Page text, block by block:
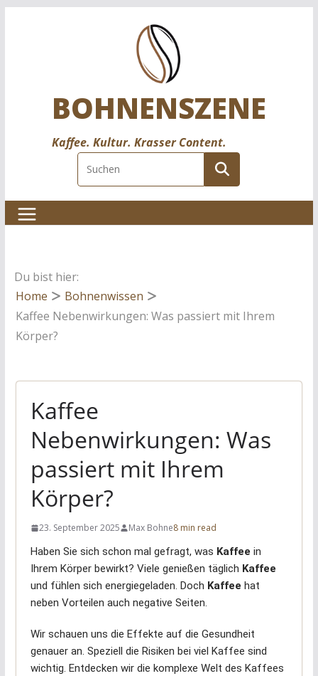
BOHNENSZENE
Kaffee. Kultur. Krasser Content.
Du bist hier:
Home
Bohnenwissen
Kaffee Nebenwirkungen: Was passiert mit Ihrem
Körper?
Kaffee
Nebenwirkungen: Was
passiert mit Ihrem
Körper?
23. September 2025 Max Bohne8 min read
Haben Sie sich schon mal gefragt, was Kaffee in
Ihrem Körper bewirkt? Viele genießen täglich Kaffee
und fühlen sich energiegeladen. Doch Kaffee hat
neben Vorteilen auch negative Seiten.
Wir schauen uns die Effekte auf die Gesundheit
genauer an. Speziell die Risiken bei viel Kaffee sind
wichtig. Entdecken wir die komplexe Welt des Kaffees